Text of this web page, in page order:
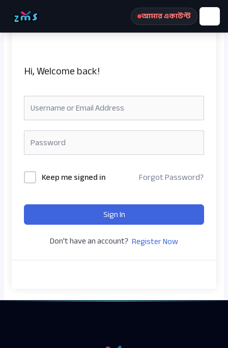
আমার একাউন্ট
Hi, Welcome back!
Keep me signed in Forgot Password?
Sign In
Don't have an account? Register Now